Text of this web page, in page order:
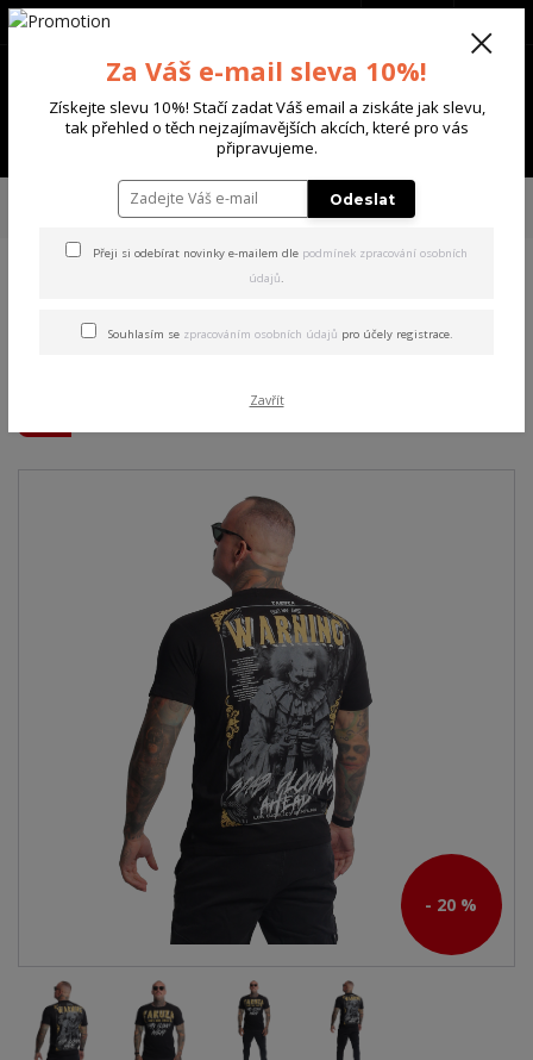
Menu
+420 702 136 620
TRIKA & TÍLKA
Yakuza pánské tričko Scary Clowns
Regular T-Shirt black XL
Clowns Regular T-Shirt black
- 20 %
Za Váš e-mail sleva 10%!
Získejte slevu 10%! Stačí zadat Váš email a ziskáte jak slevu,
tak přehled o těch nejzajímavějších akcích, které pro vás
připravujeme.
Odeslat
Přeji si odebírat novinky e-mailem dle podmínek zpracování osobních
údajů.
Souhlasím se zpracováním osobních údajů pro účely registrace.
Zavřít